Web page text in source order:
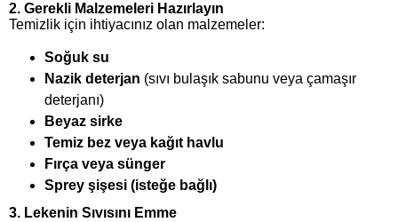
2. Gerekli Malzemeleri Hazırlayın
Temizlik için ihtiyacınız olan malzemeler:
Soğuk su
Nazik deterjan (sıvı bulaşık sabunu veya çamaşır
deterjanı)
Beyaz sirke
Temiz bez veya kağıt havlu
Fırça veya sünger
Sprey şişesi (isteğe bağlı)
3. Lekenin Sıvısını Emme